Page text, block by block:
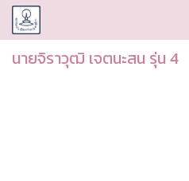
CUDAA
นายจิราวุฒิ เจตนะสน รุ่น 4